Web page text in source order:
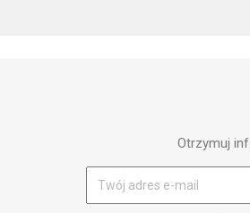
Otrzymuj